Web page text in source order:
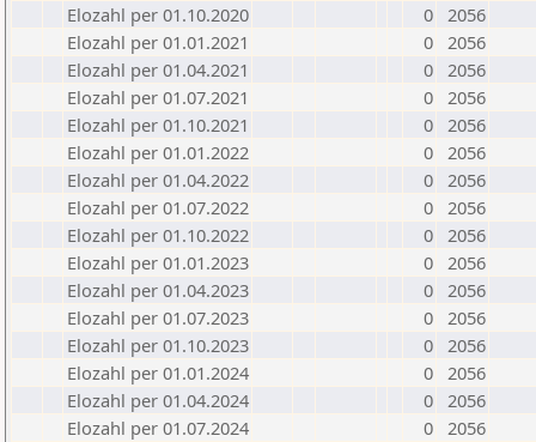
Elozahl per 01.10.2020
0 2056
Elozahl per 01.01.2021
0 2056
Elozahl per 01.04.2021
0 2056
Elozahl per 01.07.2021
0 2056
Elozahl per 01.10.2021
0 2056
Elozahl per 01.01.2022
0 2056
Elozahl per 01.04.2022
0 2056
Elozahl per 01.07.2022
0 2056
Elozahl per 01.10.2022
0 2056
Elozahl per 01.01.2023
0 2056
Elozahl per 01.04.2023
0 2056
Elozahl per 01.07.2023
0 2056
Elozahl per 01.10.2023
0 2056
Elozahl per 01.01.2024
0 2056
Elozahl per 01.04.2024
0 2056
Elozahl per 01.07.2024
0 2056